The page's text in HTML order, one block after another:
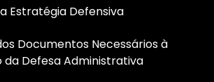
Estratégia Defensiva
Documentos Necessários à
da Defesa Administrativa